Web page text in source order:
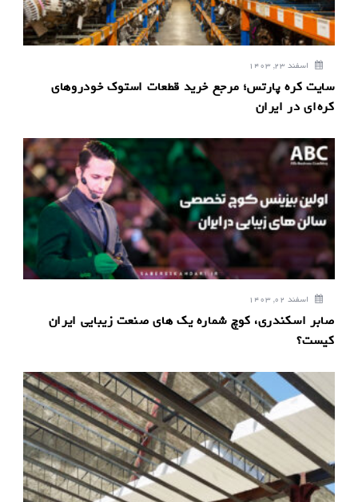
اسفند 23, 1403
سایت کره پارتس؛ مرجع خرید قطعات استوک خودروهای
کره‌ای در ایران
اسفند 02, 1403
صابر اسکندری، کوچ شماره یک های صنعت زیبایی ایران
کیست؟